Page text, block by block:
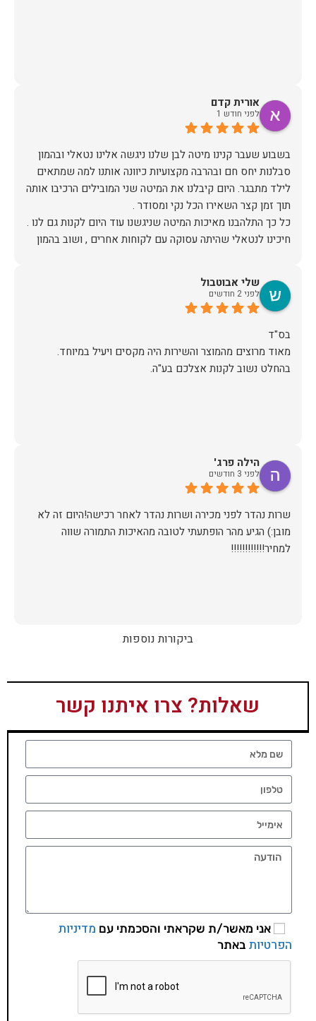
אורית קדם
לפני חודש 1
בשבוע שעבר קנינו מיטה לבן שלנו ניגשה אלינו נטאלי ובהמון
סבלנות יחס חם ובהרבה מקצועיות כיוונה אותנו למה שמתאים
לילד מתבגר. היום קיבלנו את המיטה שני המובילים הרכיבו אותה
חיכינו לנטאלי שהיתה עסוקה עם לקוחות אחרים , ושוב בהמון
ממליצה בחום !!!
שלי אבוטבול
לפני 2 חודשים
מאוד מרוצים מהמוצר והשירות היה מקסים ויעיל במיוחד.
בהחלט נשוב לקנות אצלכם בע"ה.
הילה פרג'
לפני 3 חודשים
שרות נהדר לפני מכירה ושרות נהדר לאחר רכישה!היום זה לא
מובן:) הגיע מהר הופתעתי לטובה מהאיכות התמורה שווה
למחיר!!!!!!!!!!!!
ביקורות נוספות
שאלות? צרו איתנו קשר
אני מאשר/ת שקראתי והסכמתי עם מדיניות
הפרטיות באתר